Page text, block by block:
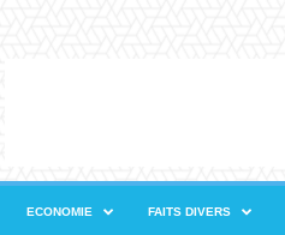
ECONOMIE FAITS DIVERS